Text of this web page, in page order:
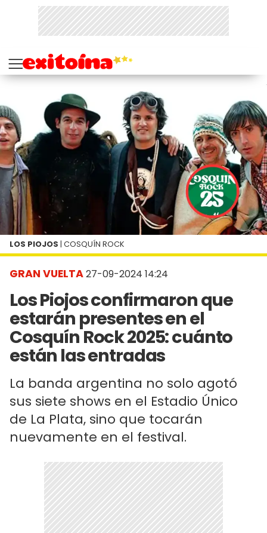
GRAN VUELTA27-09-2024 14:24
Los Piojos confirmaron que
estarán presentes en el
Cosquín Rock 2025: cuánto
están las entradas
La banda argentina no solo agotó
sus siete shows en el Estadio Único
de La Plata, sino que tocarán
nuevamente en el festival.
LOS PIOJOS | COSQUÍN ROCK